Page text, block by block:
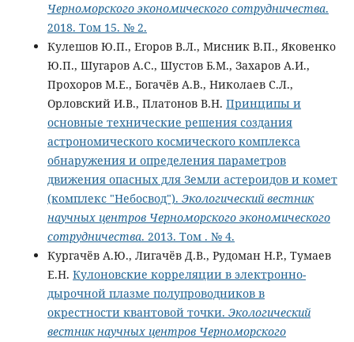
Черноморского экономического сотрудничества.
2018. Том 15. № 2.
Кулешов Ю.П., Егоров В.Л., Мисник В.П., Яковенко
Ю.П., Шугаров А.С., Шустов Б.М., Захаров А.И.,
Прохоров М.Е., Богачёв А.В., Николаев С.Л.,
Орловский И.В., Платонов В.Н. Принципы и
основные технические решения создания
астрономического космического комплекса
обнаружения и определения параметров
движения опасных для Земли астероидов и комет
(комплекс "Небосвод"). Экологический вестник
научных центров Черноморского экономического
сотрудничества. 2013. Том . № 4.
Кургачёв А.Ю., Лигачёв Д.В., Рудоман Н.Р., Тумаев
Е.Н. Кулоновские корреляции в электронно-
дырочной плазме полупроводников в
окрестности квантовой точки. Экологический
вестник научных центров Черноморского